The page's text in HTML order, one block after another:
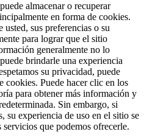
almacenar o recuperar
en forma de cookies.
sus preferencias o su
para lograr que el sitio
generalmente no lo
brindarle una experiencia
su privacidad, puede
cookies. Puede hacer clic en los
para obtener más información y
Sin embargo, si
su experiencia de uso en el sitio se
que podemos ofrecerle.